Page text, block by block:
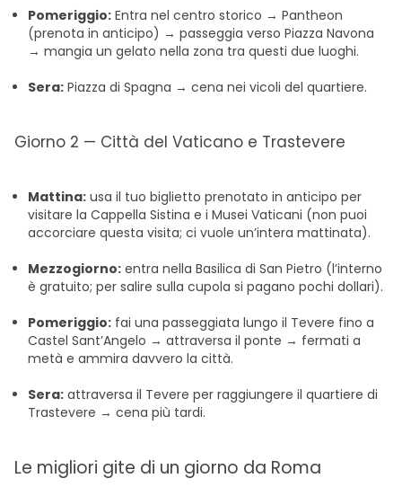
Pomeriggio: Entra nel centro storico → Pantheon
(prenota in anticipo) → passeggia verso Piazza Navona
→ mangia un gelato nella zona tra questi due luoghi.
Sera: Piazza di Spagna → cena nei vicoli del quartiere.
Giorno 2 — Città del Vaticano e Trastevere
Mattina: usa il tuo biglietto prenotato in anticipo per
visitare la Cappella Sistina e i Musei Vaticani (non puoi
accorciare questa visita; ci vuole un’intera mattinata).
Mezzogiorno: entra nella Basilica di San Pietro (l’interno
è gratuito; per salire sulla cupola si pagano pochi dollari).
Pomeriggio: fai una passeggiata lungo il Tevere fino a
Castel Sant’Angelo → attraversa il ponte → fermati a
metà e ammira davvero la città.
Sera: attraversa il Tevere per raggiungere il quartiere di
Trastevere → cena più tardi.
Le migliori gite di un giorno da Roma